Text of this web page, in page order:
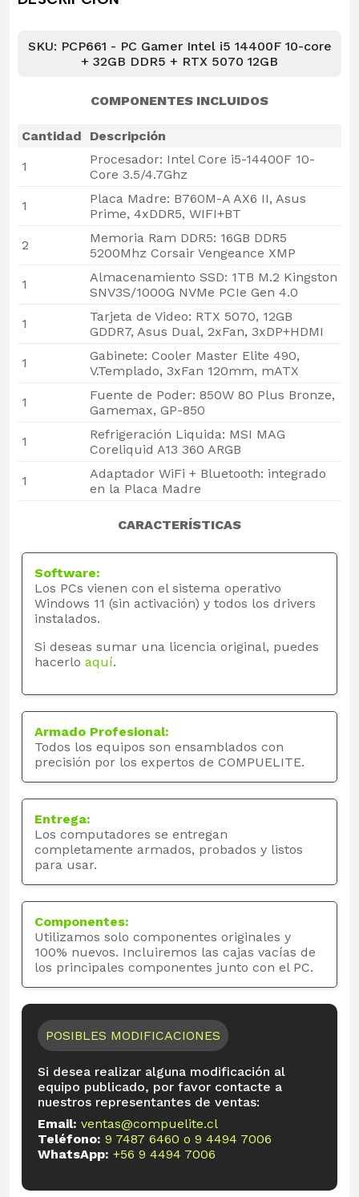
SKU: PCP661 - PC Gamer Intel i5 14400F 10-core
+ 32GB DDR5 + RTX 5070 12GB
COMPONENTES INCLUIDOS
Cantidad
Descripción
1
Procesador: Intel Core i5-14400F 10-
Core 3.5/4.7Ghz
1
Placa Madre: B760M-A AX6 II, Asus
Prime, 4xDDR5, WIFI+BT
2
Memoria Ram DDR5: 16GB DDR5
5200Mhz Corsair Vengeance XMP
1
Almacenamiento SSD: 1TB M.2 Kingston
SNV3S/1000G NVMe PCIe Gen 4.0
1
Tarjeta de Video: RTX 5070, 12GB
GDDR7, Asus Dual, 2xFan, 3xDP+HDMI
1
Gabinete: Cooler Master Elite 490,
V.Templado, 3xFan 120mm, mATX
1
Fuente de Poder: 850W 80 Plus Bronze,
Gamemax, GP-850
1
Refrigeración Liquida: MSI MAG
Coreliquid A13 360 ARGB
1
Adaptador WiFi + Bluetooth: integrado
en la Placa Madre
CARACTERÍSTICAS
Software:
Los PCs vienen con el sistema operativo
Windows 11 (sin activación) y todos los drivers
instalados.
Si deseas sumar una licencia original, puedes
hacerlo aquí.
Armado Profesional:
Todos los equipos son ensamblados con
precisión por los expertos de COMPUELITE.
Entrega:
Los computadores se entregan
completamente armados, probados y listos
para usar.
Componentes:
Utilizamos solo componentes originales y
100% nuevos. Incluiremos las cajas vacías de
los principales componentes junto con el PC.
POSIBLES MODIFICACIONES
Si desea realizar alguna modificación al
equipo publicado, por favor contacte a
nuestros representantes de ventas:
Email: ventas@compuelite.cl
Teléfono: 9 7487 6460 o 9 4494 7006
WhatsApp: +56 9 4494 7006